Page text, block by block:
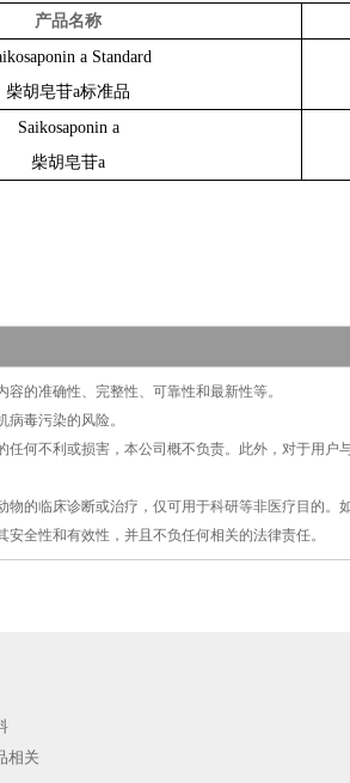
产品名称
a Standard
柴胡皂苷a标准品
Saikosaponin a
柴胡皂苷a
的准确性、完整性、可靠性和最新性等。
毒污染的风险。
何不利或损害，本公司概不负责。此外，对于用户
的临床诊断或治疗，仅可用于科研等非医疗目的。
全性和有效性，并且不负任何相关的法律责任。
相关